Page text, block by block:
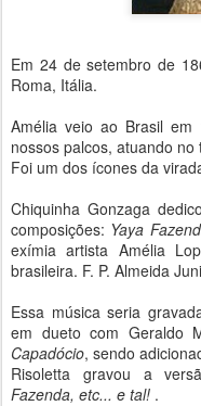
Em 24 de setembro de
Roma, Itália.
Amélia veio ao Brasil
nossos palcos, atuando
Foi um dos ícones da
Chiquinha Gonzaga
composições: Yaya
exímia artista Amélia
brasileira. F. P. Almeida
Essa música seria
em dueto com Geraldo
Capadócio, sendo
Risoletta gravou a
Fazenda, etc... e tal! .